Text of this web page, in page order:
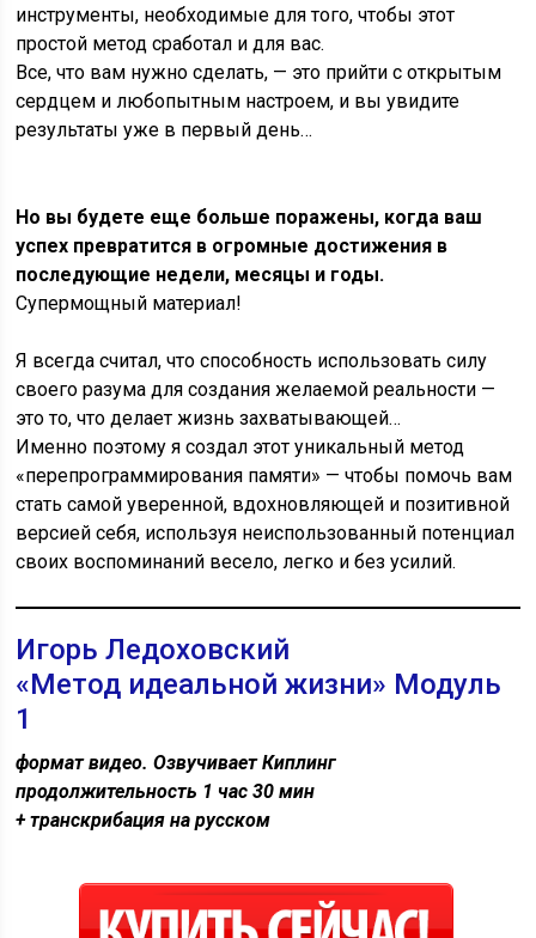
инструменты, необходимые для того, чтобы этот
простой метод сработал и для вас.
Все, что вам нужно сделать, — это прийти с открытым
сердцем и любопытным настроем, и вы увидите
результаты уже в первый день…
Но вы будете еще больше поражены, когда ваш
успех превратится в огромные достижения в
последующие недели, месяцы и годы.
Супермощный материал!
Я всегда считал, что способность использовать силу
своего разума для создания желаемой реальности —
это то, что делает жизнь захватывающей…
Именно поэтому я создал этот уникальный метод
«перепрограммирования памяти» — чтобы помочь вам
стать самой уверенной, вдохновляющей и позитивной
версией себя, используя неиспользованный потенциал
своих воспоминаний весело, легко и без усилий.
Игорь Ледоховский
«Метод идеальной жизни» Модуль
1
формат видео. Озвучивает Киплинг
продолжительность 1 час 30 мин
+ транскрибация на русском